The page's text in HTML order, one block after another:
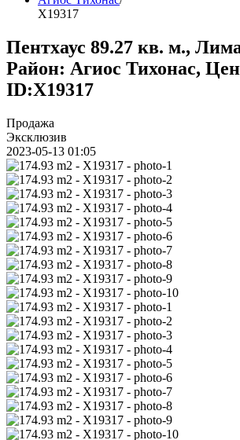
X19317
Пентхаус 89.27 кв. м.,
Район: Агиос Тихонас,
ID:X19317
Продажа
Эксклюзив
2023-05-13 01:05